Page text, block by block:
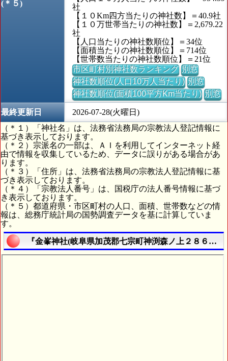
(＊５)
社
【１０Km四方当たりの神社数】＝40.9社
【１０万世帯当たりの神社数】＝2,679.22
社
【人口当たりの神社数順位】＝34位
【面積当たりの神社数順位】＝714位
【世帯数当たりの神社数順位】＝21位
市区町村別神社数ランキング 別窓
神社数順位(人口10万人当たり) 別窓
神社数順位(面積100平方Km当たり) 別窓
最終更新日
2026-07-28(火曜日)
（＊１）「神社名」は、法務省法務局の宗教法人登記情報に
基づき表示しております。
（＊２）宗派名の一部は、ＡＩを利用してインターネット経
由で情報を収集しているため、データに誤りがある場合があ
ります。
（＊３）「住所」は、法務省法務局の宗教法人登記情報に基
づき表示しております。
（＊４）「宗教法人番号」は、国税庁の法人番号情報に基づ
き表示しております。
（＊５）都道府県・市区町村の人口、面積、世帯数などの情
報は、総務庁統計局の国勢調査データを基に計算していま
す。
『金峯神社(岐阜県加茂郡七宗町神渕森ノ上２８６１